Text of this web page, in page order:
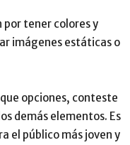
por tener colores y
imágenes estáticas o
opciones, conteste
demás elementos. Es
el público más joven y